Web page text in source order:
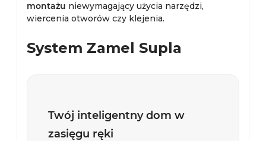
montażu niewymagający użycia narzędzi,
wiercenia otworów czy klejenia.
System Zamel Supla
Twój inteligentny dom w
zasięgu ręki